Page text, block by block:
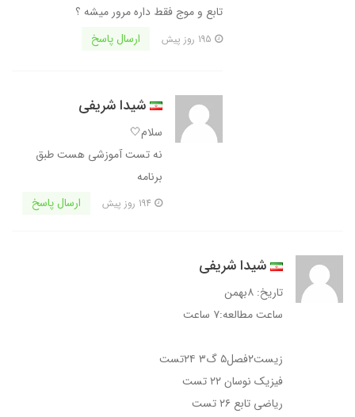
تابع و موج فقط داره مرور میشه ؟
ارسال پاسخ
شیدا شریفی
سلام🤍
نه تست آموزشی هست طبق
برنامه
ارسال پاسخ
شیدا شریفی
تاریخ: ۸بهمن
ساعت مطالعه:۷ ساعت
زیست۲فصل۵ گ۳ ۲۴تست
فیزیک نوسان ۲۲ تست
ریاضی تابع ۲۶ تست